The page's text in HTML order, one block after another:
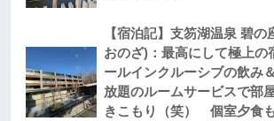
【宿泊記】支笏湖温泉 碧の
おのざ)：最高にして極上
ールインクルーシブの飲み
放題のルームサービスで部
きこもり（笑） 個室夕食